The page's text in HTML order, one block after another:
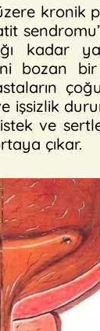
kronik
kadar
bozan
işsizlik
ve
çıkar.